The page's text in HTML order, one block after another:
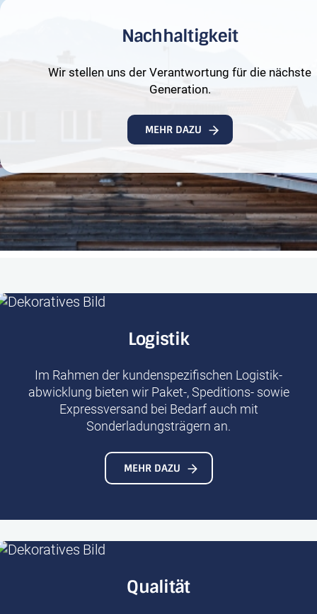
Nachhaltigkeit
Wir stellen uns der Verantwortung für die nächste
Generation.
MEHR DAZU
Logistik
Im Rahmen der kunden­spezifischen Logistik­
abwicklung bieten wir Paket-, Speditions- sowie
Expressversand bei Bedarf auch mit
Sonderladungs­trägern an.
MEHR DAZU
Qualität